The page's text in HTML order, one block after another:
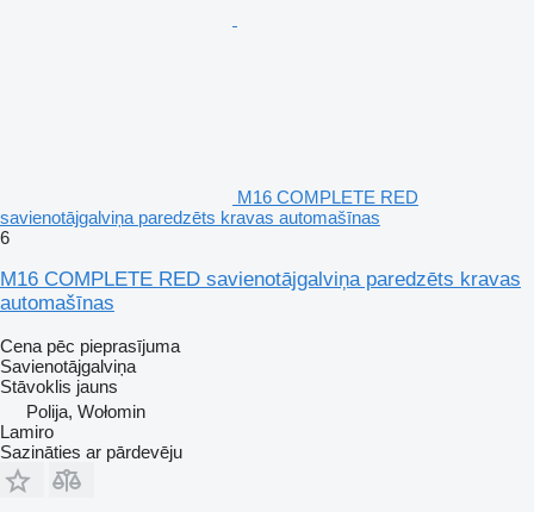
M16 COMPLETE RED
savienotājgalviņa paredzēts kravas automašīnas
6
M16 COMPLETE RED savienotājgalviņa paredzēts kravas
automašīnas
Cena pēc pieprasījuma
Savienotājgalviņa
Stāvoklis jauns
Polija, Wołomin
Lamiro
Sazināties ar pārdevēju